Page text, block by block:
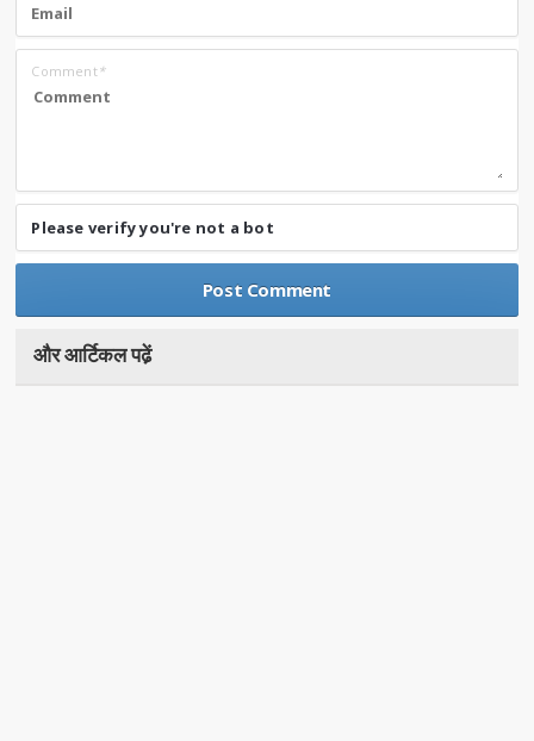
Comment*
Please verify you're not a bot
और आर्टिकल पढे़ं